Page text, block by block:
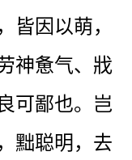
皆因以萌，
神惫气、戕
可鄙也。岂
黜聪明，去